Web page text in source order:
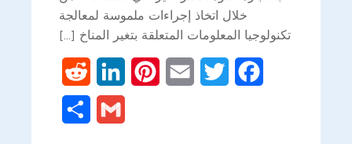
خلال اتخاذ إجراءات ملموسة لمعالجة
تكنولوجيا المعلومات المتعلقة بتغير المناخ [...]
Facebook
Twitter
Email
Pinterest
LinkedIn
Gmail